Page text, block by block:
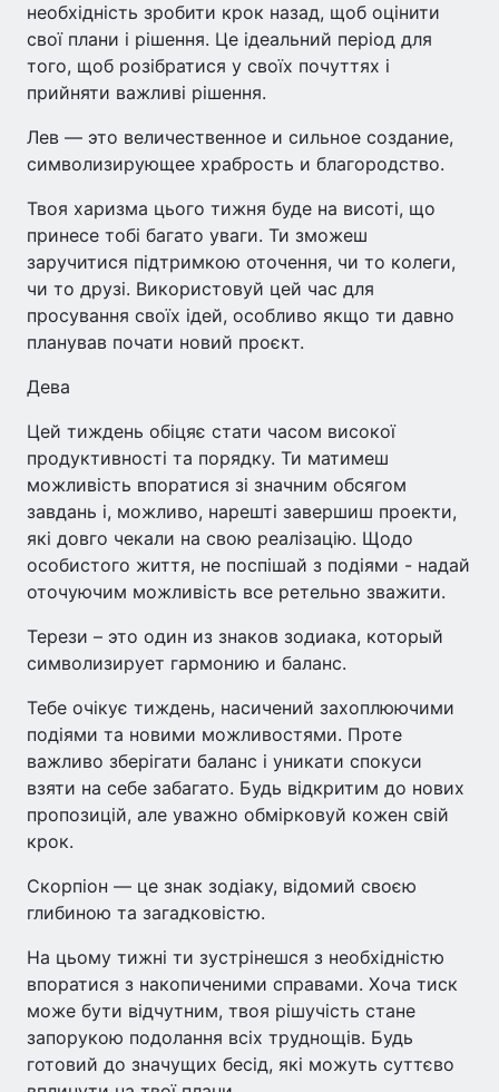
необхідність зробити крок назад, щоб оцінити
свої плани і рішення. Це ідеальний період для
того, щоб розібратися у своїх почуттях і
прийняти важливі рішення.
Лев — это величественное и сильное создание,
символизирующее храбрость и благородство.
Твоя харизма цього тижня буде на висоті, що
принесе тобі багато уваги. Ти зможеш
заручитися підтримкою оточення, чи то колеги,
чи то друзі. Використовуй цей час для
просування своїх ідей, особливо якщо ти давно
планував почати новий проєкт.
Дева
Цей тиждень обіцяє стати часом високої
продуктивності та порядку. Ти матимеш
можливість впоратися зі значним обсягом
завдань і, можливо, нарешті завершиш проекти,
які довго чекали на свою реалізацію. Щодо
особистого життя, не поспішай з подіями - надай
оточуючим можливість все ретельно зважити.
Терези – это один из знаков зодиака, который
символизирует гармонию и баланс.
Тебе очікує тиждень, насичений захоплюючими
подіями та новими можливостями. Проте
важливо зберігати баланс і уникати спокуси
взяти на себе забагато. Будь відкритим до нових
пропозицій, але уважно обмірковуй кожен свій
крок.
Скорпіон — це знак зодіаку, відомий своєю
глибиною та загадковістю.
На цьому тижні ти зустрінешся з необхідністю
впоратися з накопиченими справами. Хоча тиск
може бути відчутним, твоя рішучість стане
запорукою подолання всіх труднощів. Будь
готовий до значущих бесід, які можуть суттєво